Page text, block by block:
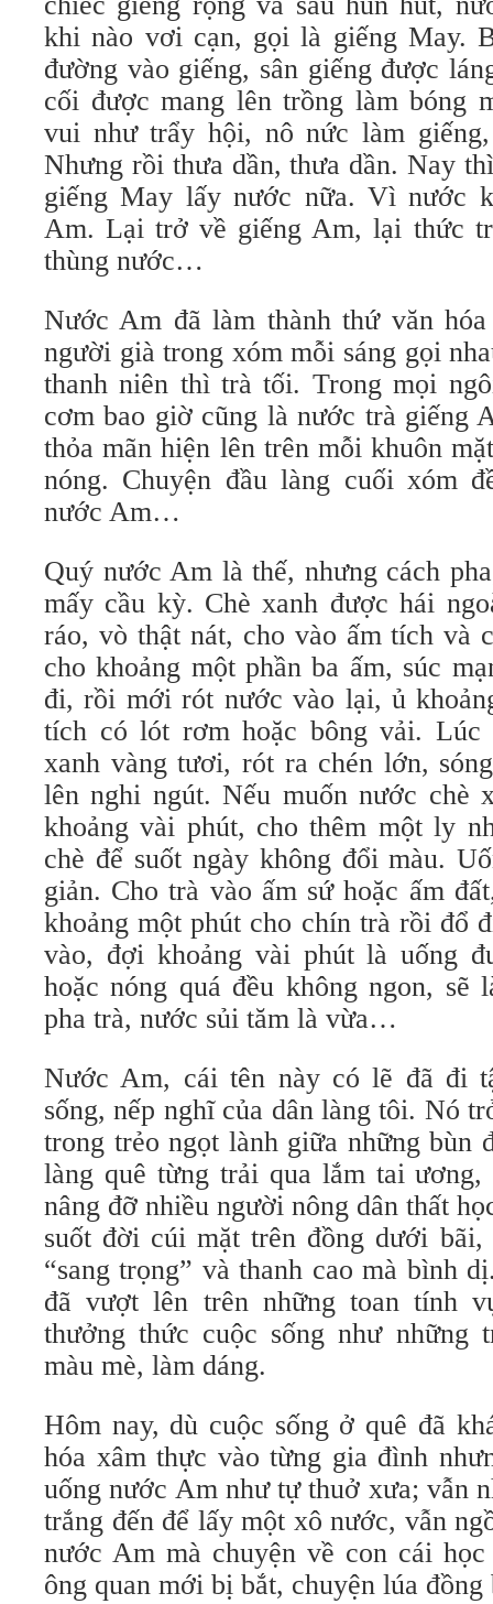
khi nào vơi cạn, gọi là giếng May.
đường vào giếng, sân giếng được
cối được mang lên trồng làm bóng
vui như trẩy hội, nô nức làm
Nhưng rồi thưa dần, thưa dần. Nay
giếng May lấy nước nữa. Vì nước
Am. Lại trở về giếng Am, lại thức
thùng nước…
Nước Am đã làm thành thứ văn
người già trong xóm mỗi sáng gọi
thanh niên thì trà tối. Trong mọi
cơm bao giờ cũng là nước trà giếng
thỏa mãn hiện lên trên mỗi khuôn
nóng. Chuyện đầu làng cuối xóm
nước Am…
Quý nước Am là thế, nhưng cách
mấy cầu kỳ. Chè xanh được hái
ráo, vò thật nát, cho vào ấm tích và
cho khoảng một phần ba ấm, súc
đi, rồi mới rót nước vào lại, ủ
tích có lót rơm hoặc bông vải. Lúc
xanh vàng tươi, rót ra chén lớn,
lên nghi ngút. Nếu muốn nước chè
khoảng vài phút, cho thêm một ly
chè để suốt ngày không đổi màu.
giản. Cho trà vào ấm sứ hoặc ấm
khoảng một phút cho chín trà rồi đổ
vào, đợi khoảng vài phút là uống
hoặc nóng quá đều không ngon,
pha trà, nước sủi tăm là vừa…
Nước Am, cái tên này có lẽ đã đi
sống, nếp nghĩ của dân làng tôi. Nó
trong trẻo ngọt lành giữa những bùn
làng quê từng trải qua lắm tai
nâng đỡ nhiều người nông dân thất
suốt đời cúi mặt trên đồng dưới
“sang trọng” và thanh cao mà bình
đã vượt lên trên những toan tính
thưởng thức cuộc sống như những
màu mè, làm dáng.
Hôm nay, dù cuộc sống ở quê đã
hóa xâm thực vào từng gia đình
uống nước Am như tự thuở xưa; vẫn
trắng đến để lấy một xô nước, vẫn
nước Am mà chuyện về con cái
ông quan mới bị bắt, chuyện lúa